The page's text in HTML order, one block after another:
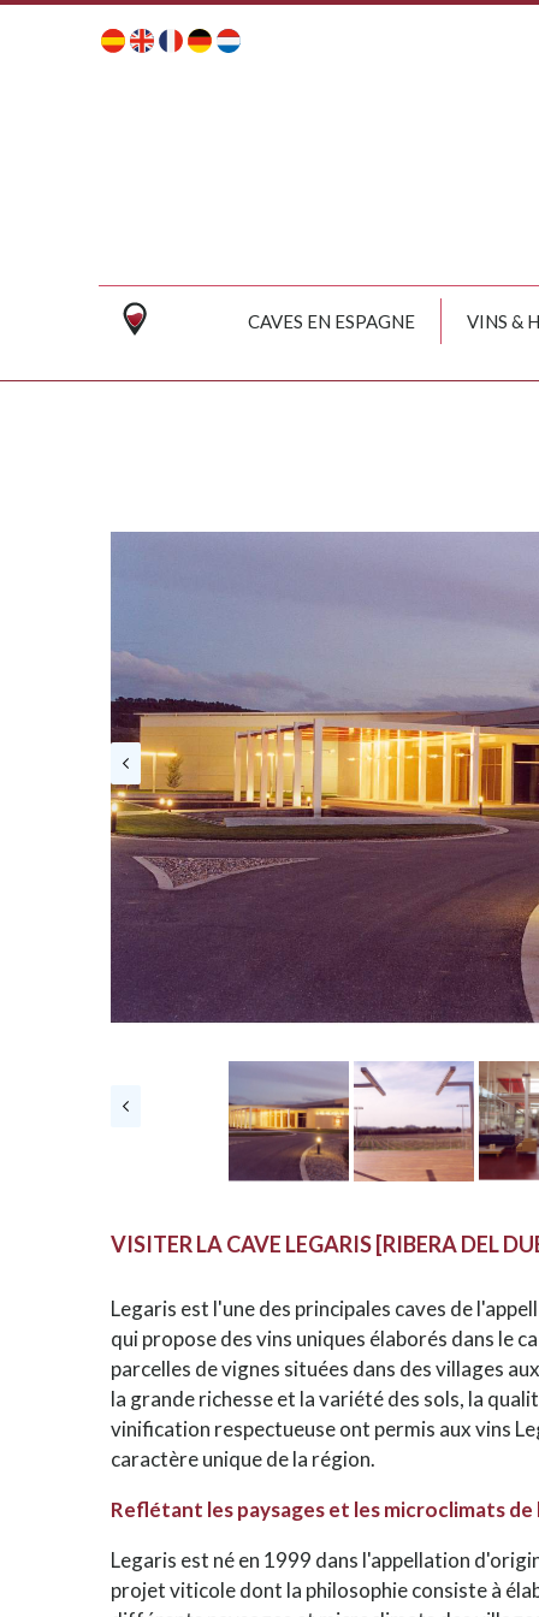
CAVES EN ESPAGNE VINS &
VISITER LA CAVE LEGARIS [RIBERA DEL
Legaris est l'une des principales caves de
qui propose des vins uniques élaborés dans le
parcelles de vignes situées dans des villages
la grande richesse et la variété des sols, la
vinification respectueuse ont permis aux vins
caractère unique de la région.
Reflétant les paysages et les microclimats de
Legaris est né en 1999 dans l'appellation
projet viticole dont la philosophie consiste à